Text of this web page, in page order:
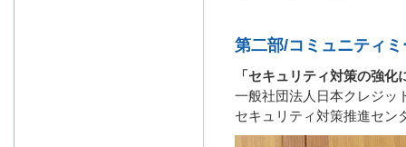
第二部/コミュニティ
「セキュリティ対策の強
一般社団法人日本クレジッ
セキュリティ対策推進セン